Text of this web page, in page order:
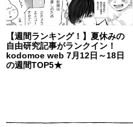
【週間ランキング！】夏休みの
自由研究記事がランクイン！
kodomoe web 7月12日～18日
の週間TOP5★